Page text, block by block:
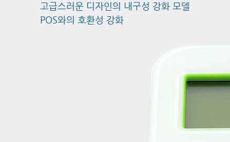
고급스러운 디자인의 내구성 강화 모델
POS와의 호환성 강화